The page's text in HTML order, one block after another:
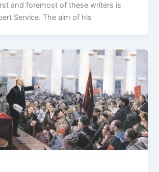
and foremost of these writers is
Service. The aim of his